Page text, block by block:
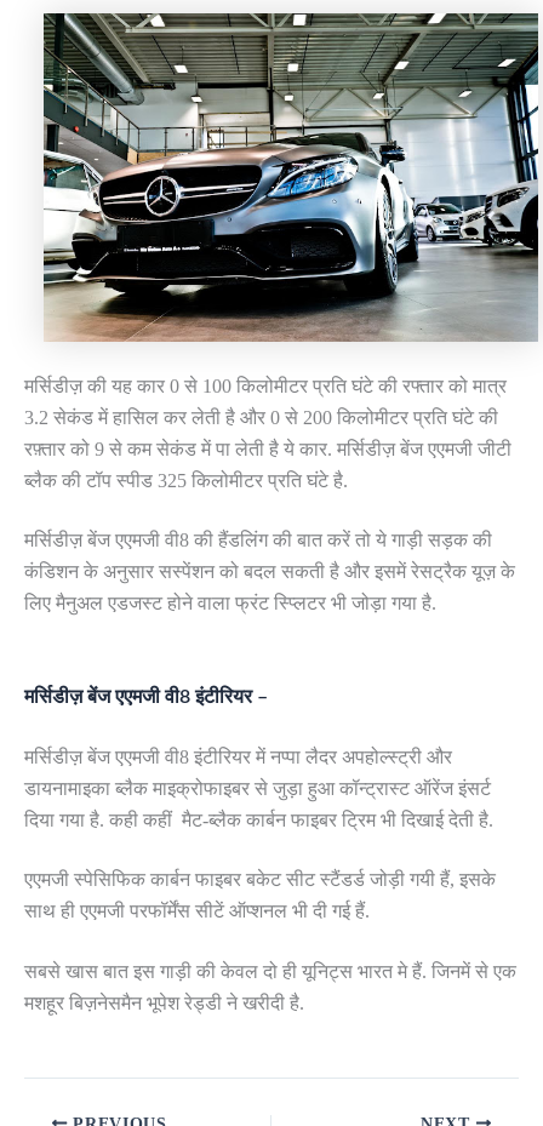
मर्सिडीज़ की यह कार 0 से 100 किलोमीटर प्रति घंटे की रफ्तार को मात्र
3.2 सेकंड में हासिल कर लेती है और 0 से 200 किलोमीटर प्रति घंटे की
रफ़्तार को 9 से कम सेकंड में पा लेती है ये कार. मर्सिडीज़ बेंज एएमजी जीटी
ब्लैक की टॉप स्पीड 325 किलोमीटर प्रति घंटे है.
मर्सिडीज़ बेंज एएमजी वी8 की हैंडलिंग की बात करें तो ये गाड़ी सड़क की
कंडिशन के अनुसार सस्पेंशन को बदल सकती है और इसमें रेसट्रैक यूज़ के
लिए मैनुअल एडजस्ट होने वाला फ्रंट स्प्लिटर भी जोड़ा गया है.
मर्सिडीज़ बेंज एएमजी वी8 इंटीरियर –
मर्सिडीज़ बेंज एएमजी वी8 इंटीरियर में नप्पा लैदर अपहोल्स्ट्री और
डायनामाइका ब्लैक माइक्रोफाइबर से जुड़ा हुआ कॉन्ट्रास्ट ऑरेंज इंसर्ट
दिया गया है. कही कहीं मैट-ब्लैक कार्बन फाइबर ट्रिम भी दिखाई देती है.
एएमजी स्पेसिफिक कार्बन फाइबर बकेट सीट स्टैंडर्ड जोड़ी गयी हैं, इसके
साथ ही एएमजी परफॉर्मेंस सीटें ऑप्शनल भी दी गई हैं.
सबसे खास बात इस गाड़ी की केवल दो ही यूनिट्स भारत मे हैं. जिनमें से एक
मशहूर बिज़नेसमैन भूपेश रेड्डी ने खरीदी है.